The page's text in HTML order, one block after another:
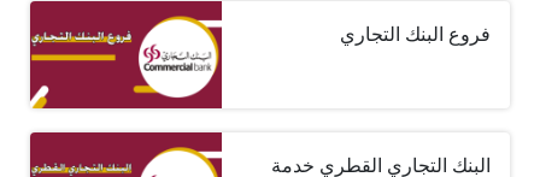
فروع البنك التجاري
البنك التجاري القطري خدمة